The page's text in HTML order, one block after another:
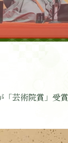
「芸術院賞」受